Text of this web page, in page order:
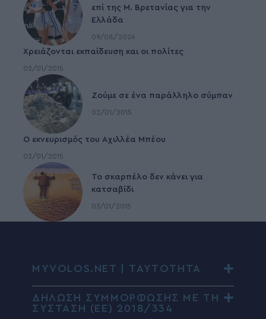
επί της Μ. Βρετανίας για την
Ελλάδα
09/08/2026
Χρειάζονται εκπαίδευση και οι πολίτες
02/01/2015
Ζούμε σε ένα παράλληλο σύμπαν
02/01/2015
Ο εκνευρισμός του Αχιλλέα Μπέου
02/01/2015
To σκαρπέλο δεν κάνει για
κατσαβίδι
03/01/2015
MYVOLOS.NET | ΤΑΥΤΟΤΗΤΑ
ΔΗΛΩΣΗ ΣΥΜΜΟΡΦΩΣΗΣ ΜΕ ΤΗ
ΣΥΣΤΑΣΗ (ΕΕ) 2018/334